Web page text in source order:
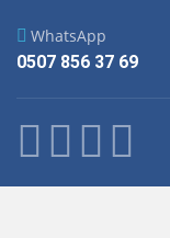
WhatsApp
0507 856 37 69